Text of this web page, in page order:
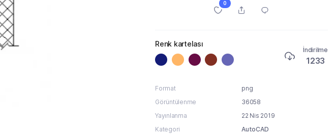
0
Renk kartelası
İndirilme
1233
Format
png
Görüntülenme
36058
Yayınlanma
22 Nis 2019
Kategori
AutoCAD